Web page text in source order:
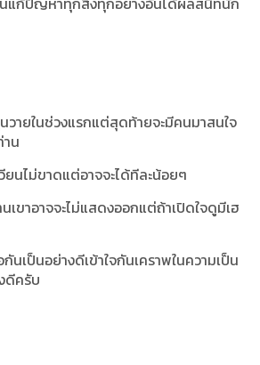
วายในช่วงแรกแต่สุดท้ายจะมีคนมาสนใจ
น
ยนไม่ขาดแต่อาจจะได้ทีละน้อยๆ
ขาอาจจะไม่แสดงออกแต่ถ้าเปิดใจดูมีเฮ
เป็นอย่างดีเข้าใจกันเคราพในความเป็น
ดีครับ